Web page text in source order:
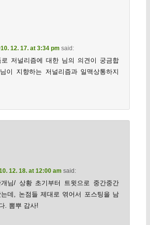
12. 17. at 3:34 pm said:
로 저널리즘에 대한 님의 의견이 궁금합
이 지향하는 저널리즘과 일맥상통하지
12. 18. at 12:00 am said:
님/ 상황 초기부터 트윗으로 중간중간
데, 논점들 제대로 엮어서 포스팅을 남
. 뽐뿌 감사!